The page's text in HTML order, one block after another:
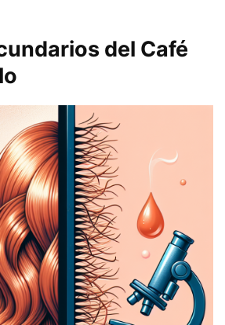
del Café